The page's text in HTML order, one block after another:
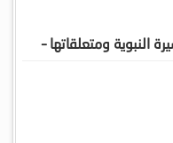
ومتعلقاتها –